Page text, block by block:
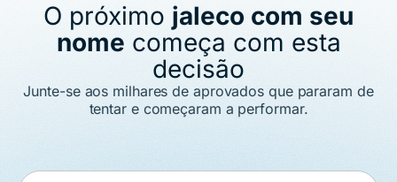
O próximo jaleco com seu
nome começa com esta
decisão
Junte-se aos milhares de aprovados que pararam de
tentar e começaram a performar.